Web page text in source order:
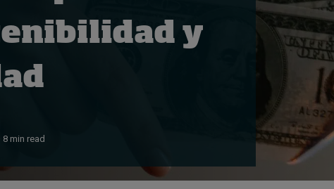
y
8 min read